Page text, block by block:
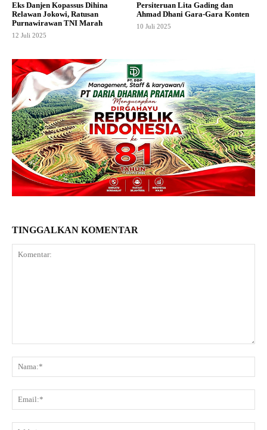
Eks Danjen Kopassus Dihina
Relawan Jokowi, Ratusan
Purnawirawan TNI Marah
12 Juli 2025
Persiteruan Lita Gading dan
Ahmad Dhani Gara-Gara Konten
10 Juli 2025
TINGGALKAN KOMENTAR